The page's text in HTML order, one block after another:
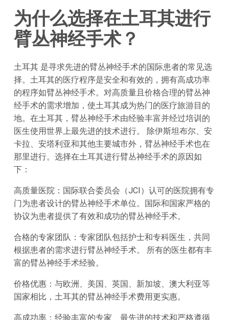
为什么选择在土耳其进行
臂丛神经手术？
土耳其是寻求先进的臂丛神经手术的国际患者的常见选
择。土耳其的医疗程序是安全和有效的，拥有高成功率
的程序如臂丛神经手术。对高质量且价格合理的臂丛神
经手术的需求增加，使土耳其成为热门的医疗旅游目的
地。在土耳其，臂丛神经手术由经验丰富并经过培训的
医生使用世界上最先进的技术进行。 除伊斯坦布尔、安
卡拉、安塔利亚和其他主要城市外，臂丛神经手术也在
那里进行。选择在土耳其进行臂丛神经手术的原因如
下：
高质量医院：国际联合委员会（JCI）认可的医院拥有专
门为患者设计的臂丛神经手术单位。国际和国家严格的
协议为患者提供了有效和成功的臂丛神经手术。
合格的专家团队：专家团队包括护士和专科医生，共同
根据患者的需求进行臂丛神经手术。 所有的医生都有丰
富的臂丛神经手术经验。
价格优惠：与欧洲、美国、英国、新加坡、澳大利亚等
国家相比，土耳其的臂丛神经手术费用更实惠。
高成功率：经验丰富的专家、最先进的技术和严格遵循